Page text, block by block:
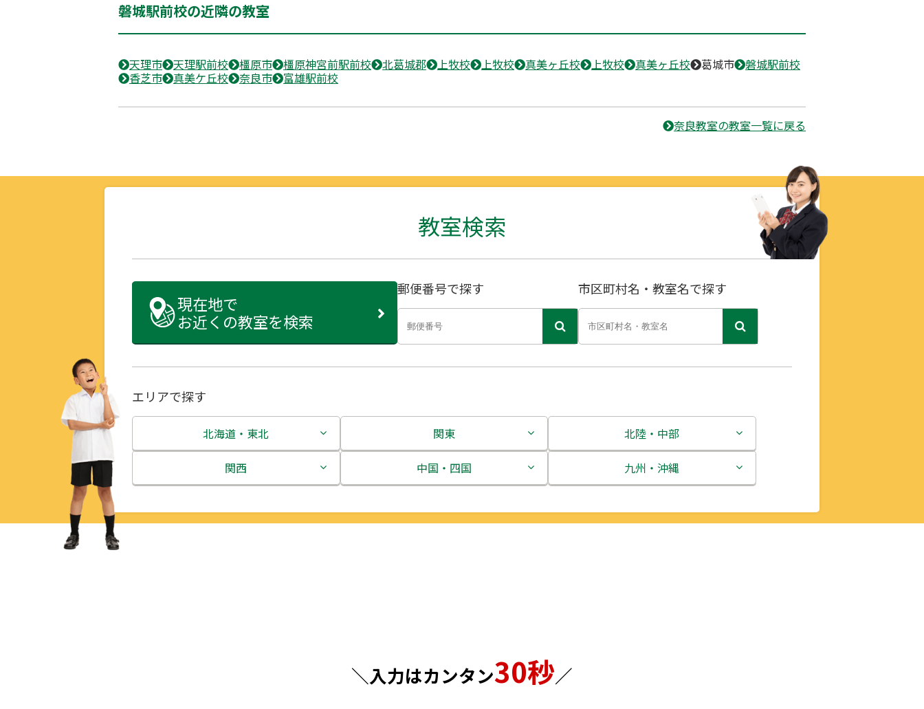
磐城駅前校の近隣の教室
天理市 天理駅前校 橿原市 橿原神宮前駅前校 北葛城郡 上牧校 上牧校 真美ヶ丘校 上牧校 真美ヶ丘校 葛城市
磐城駅前校
香芝市
真美ケ丘校 奈良市 富雄駅前校
奈良教室の教室一覧に戻る
教室検索
現在地で
お近くの教室を検索
郵便番号で探す 市区町村名・教室名で探す
エリアで探す
北海道・東北
北海道
関東
茨城県
神奈川県
北陸・中部
新潟県
関西
中国・四国
徳島県
九州・沖縄
＼入力はカンタン30秒／